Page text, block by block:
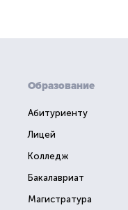
Образование
Абитуриенту
Лицей
Колледж
Бакалавриат
Магистратура